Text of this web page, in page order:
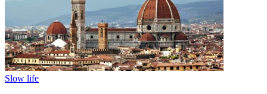
Slow life